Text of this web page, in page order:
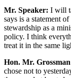
Mr. Speaker: I will
says is a statement
stewardship as a
policy. I think
treat it in the same
Hon. Mr.
chose not to